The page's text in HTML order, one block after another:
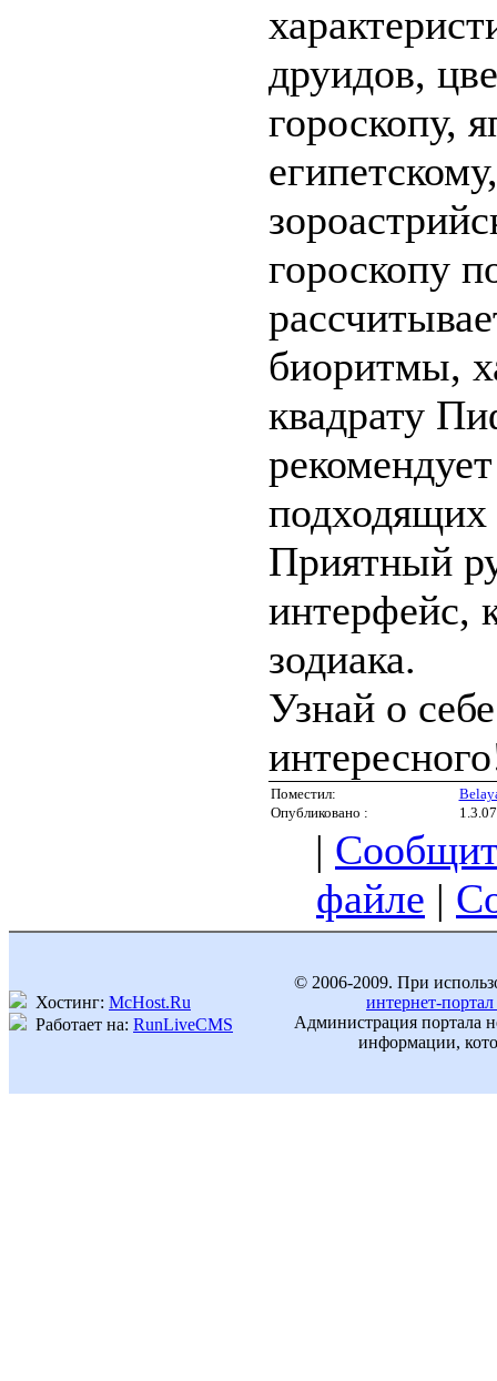
друидов,
гороскопу,
гороскопу
биоритмы,
квадрату
Приятный
интерфейс,
зодиака.
Узнай о
Поместил:
Опубликовано :
1.3.07
|
файле |
Хостинг: McHost.Ru
Работает на: RunLiveCMS
© 2006-2009. При
интернет-
Администрация портала
информации,